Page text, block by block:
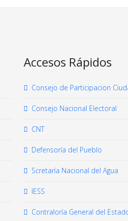
Accesos Rápidos
Consejo de Participacion
Consejo Nacional Electoral
CNT
Defensoría del Pueblo
Scretaría Nacional del Agua
IESS
Contraloría General del